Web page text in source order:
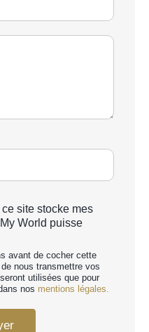
site stocke mes
World puisse
avant de cocher cette
nous transmettre vos
utilisées que pour
nos mentions légales.